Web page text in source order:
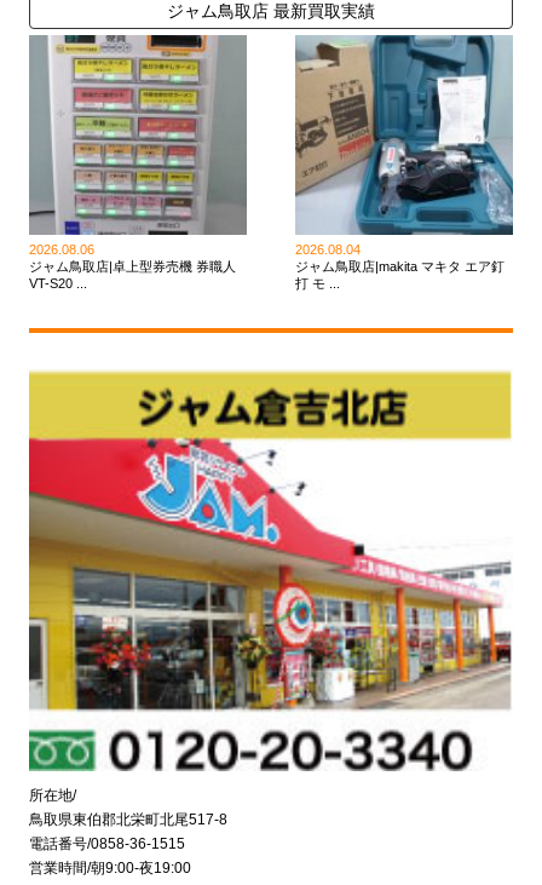
ジャム鳥取店 最新買取実績
2026.08.06
ジャム鳥取店|卓上型券売機 券職人
VT-S20 ...
2026.08.04
ジャム鳥取店|makita マキタ エア釘
打 モ ...
所在地/
鳥取県東伯郡北栄町北尾517-8
電話番号/0858-36-1515
営業時間/朝9:00-夜19:00